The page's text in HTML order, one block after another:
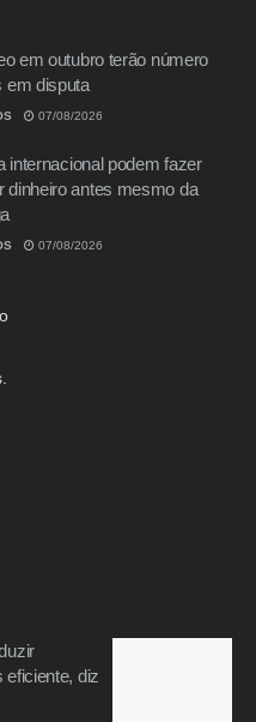
em outubro terão número
em disputa
07/08/2026
internacional podem fazer
dinheiro antes mesmo da
07/08/2026
eficiente, diz